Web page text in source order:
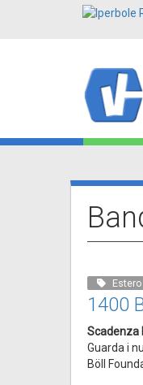
Main
Estero
1400
Scadenza
Guarda i
Böll